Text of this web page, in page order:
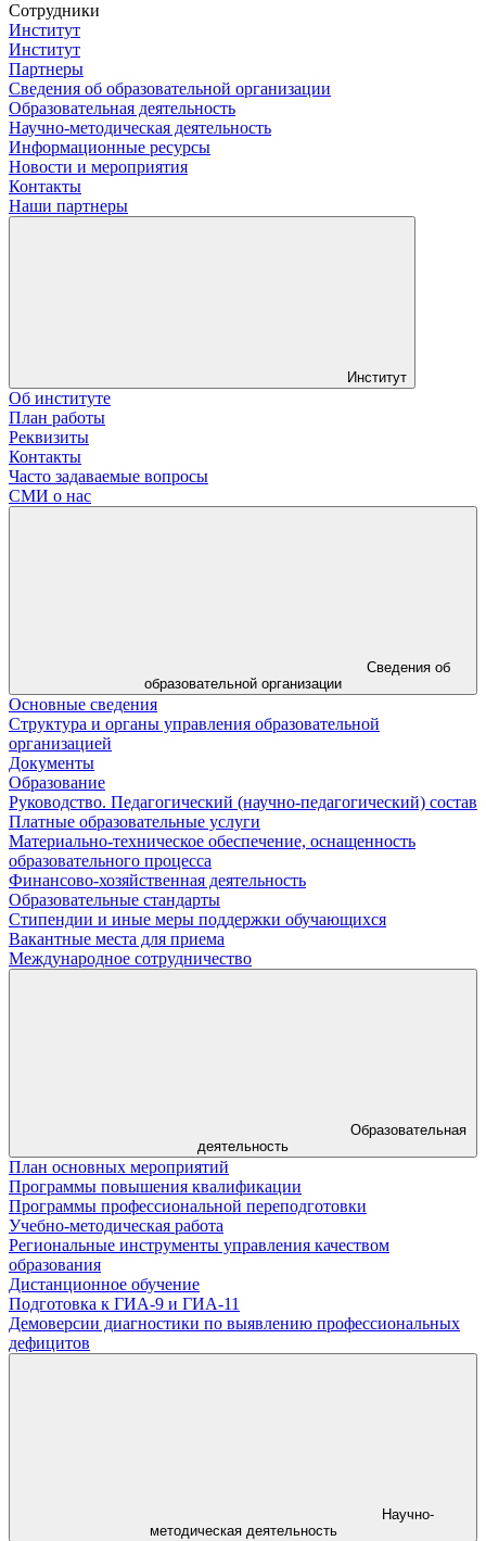
Сотрудники
Институт
Институт
Партнеры
Сведения об образовательной организации
Образовательная деятельность
Научно-методическая деятельность
Информационные ресурсы
Новости и мероприятия
Контакты
Наши партнеры
Институт
Об институте
План работы
Реквизиты
Контакты
Часто задаваемые вопросы
СМИ о нас
Сведения об
образовательной организации
Основные сведения
Структура и органы управления образовательной
организацией
Документы
Образование
Руководство. Педагогический (научно-педагогический) состав
Платные образовательные услуги
Материально-техническое обеспечение, оснащенность
образовательного процесса
Финансово-хозяйственная деятельность
Образовательные стандарты
Стипендии и иные меры поддержки обучающихся
Вакантные места для приема
Международное сотрудничество
Образовательная
деятельность
План основных мероприятий
Программы повышения квалификации
Программы профессиональной переподготовки
Учебно-методическая работа
Региональные инструменты управления качеством
образования
Дистанционное обучение
Подготовка к ГИА-9 и ГИА-11
Демоверсии диагностики по выявлению профессиональных
дефицитов
Научно-
методическая деятельность